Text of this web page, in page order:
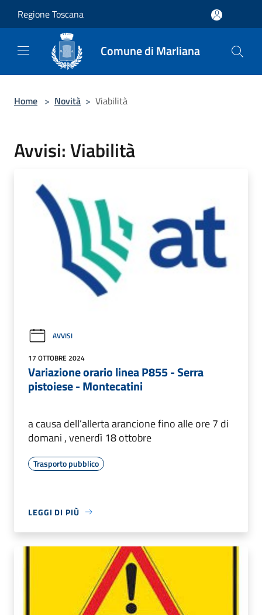
Regione Toscana
Comune di Marliana
Home > Novità > Viabilità
Avvisi: Viabilità
AVVISI
17 OTTOBRE 2024
Variazione orario linea P855 - Serra
pistoiese - Montecatini
a causa dell’allerta arancione fino alle ore 7 di
domani , venerdì 18 ottobre
Trasporto pubblico
LEGGI DI PIÙ